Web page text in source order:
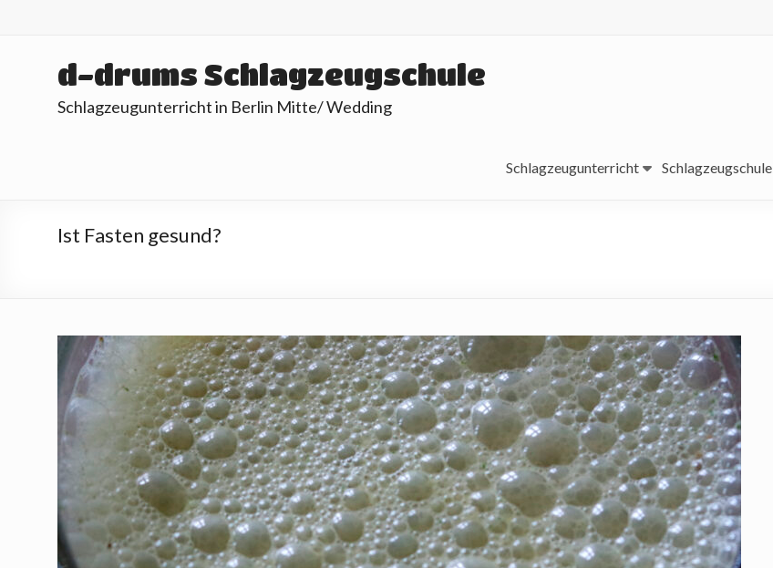
d-drums Schlagzeugschule
Schlagzeugunterricht in Berlin Mitte/ Wedding
Schlagzeugunterricht Schlagzeugschule
Ist Fasten gesund?